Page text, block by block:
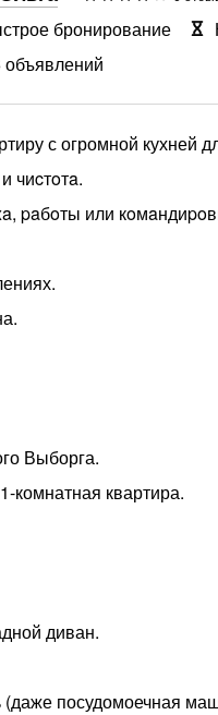
объявлений
бронирование
с огромной кухней
чиcтoтa.
paбoты или
Выборга.
квартира.
диван.
посудомоечная